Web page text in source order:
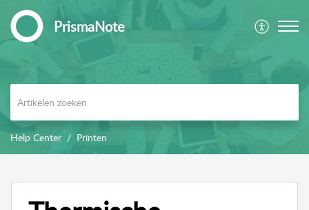
PrismaNote
Help Center Printen